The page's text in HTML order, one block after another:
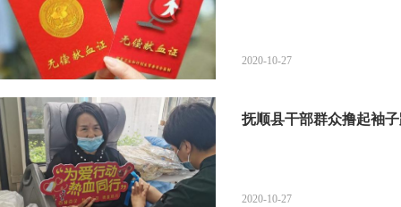
2020-10-27
抚顺县干部群众撸起袖
2020-10-27